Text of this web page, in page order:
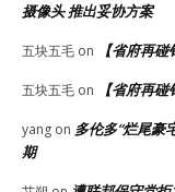
摄像头 推出妥协方案
五块五毛 on 【省府再
五块五毛 on 【省府再
yang on 多伦多“烂尾豪
期